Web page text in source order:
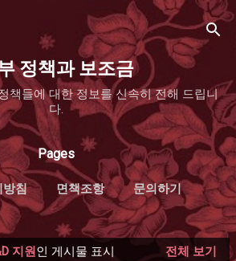
기본 콘텐츠로 건너뛰기
정책과 보조금
책들에 대한 정보를 신속히 전해 드립니
다.
Pages
방침 면책조항 문의하기
지원인 게시물 표시 전체 보기